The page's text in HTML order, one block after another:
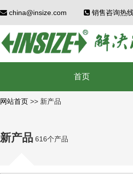
china@insize.com 销售咨询热
首页
网站首页 >> 新产品
新产品 616个产品